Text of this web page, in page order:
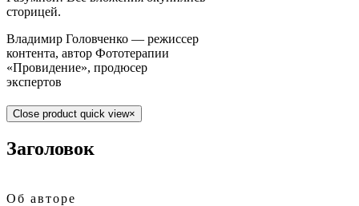
сторицей.
Владимир Головченко — режиссер
контента, автор Фототерапии
«Провидение», продюсер
экспертов
Close product quick view×
Заголовок
Об авторе